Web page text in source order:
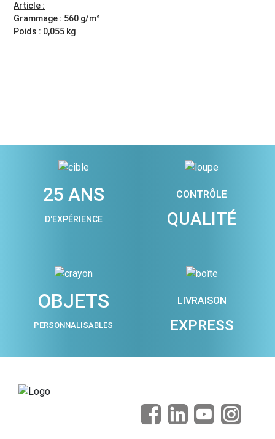
Article :
Grammage : 560 g/m²
Poids : 0,055 kg
25 ANS
D'EXPÉRIENCE
CONTRÔLE
QUALITÉ
OBJETS
PERSONNALISABLES
LIVRAISON
EXPRESS